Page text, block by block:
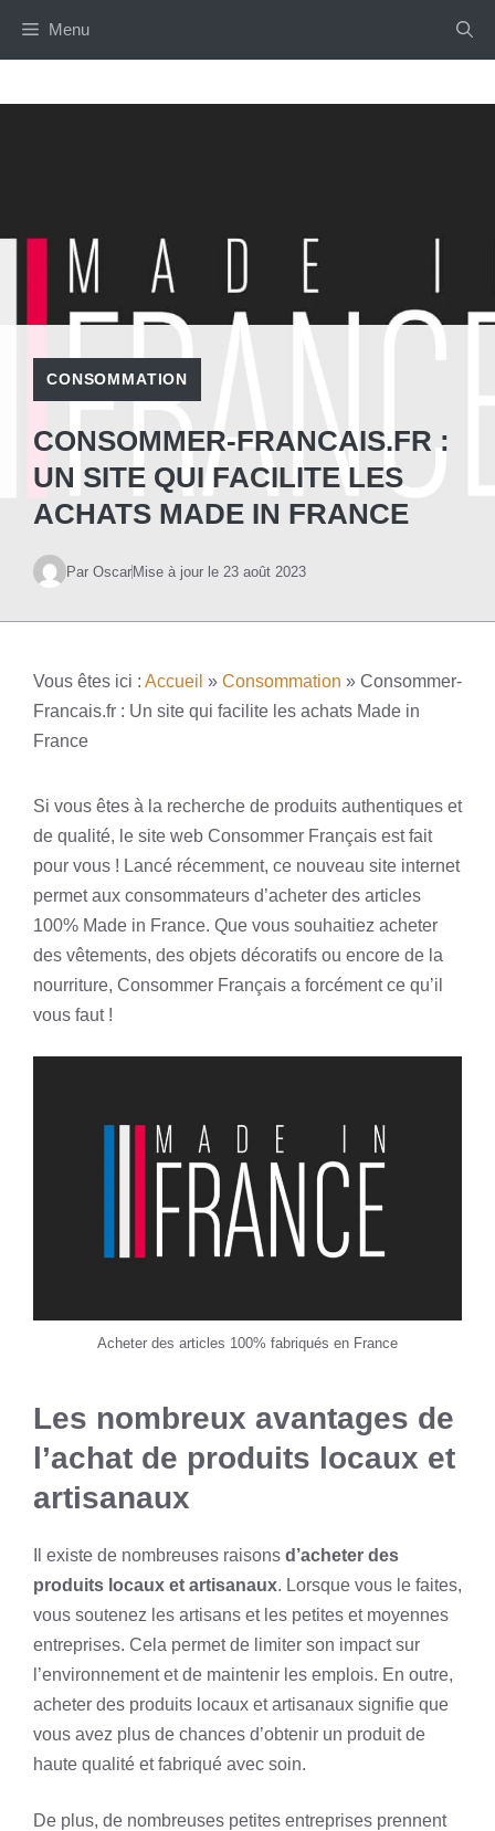
Menu
CONSOMMATION
CONSOMMER-FRANCAIS.FR :
UN SITE QUI FACILITE LES
ACHATS MADE IN FRANCE
Par OscarMise à jour le 23 août 2023
Vous êtes ici : Accueil » Consommation » Consommer-
Francais.fr : Un site qui facilite les achats Made in
France
Si vous êtes à la recherche de produits authentiques et
de qualité, le site web Consommer Français est fait
pour vous ! Lancé récemment, ce nouveau site internet
permet aux consommateurs d’acheter des articles
100% Made in France. Que vous souhaitiez acheter
des vêtements, des objets décoratifs ou encore de la
nourriture, Consommer Français a forcément ce qu’il
vous faut !
Acheter des articles 100% fabriqués en France
Les nombreux avantages de
l’achat de produits locaux et
artisanaux
Il existe de nombreuses raisons d’acheter des
produits locaux et artisanaux. Lorsque vous le faites,
vous soutenez les artisans et les petites et moyennes
entreprises. Cela permet de limiter son impact sur
l’environnement et de maintenir les emplois. En outre,
acheter des produits locaux et artisanaux signifie que
vous avez plus de chances d’obtenir un produit de
haute qualité et fabriqué avec soin.
De plus, de nombreuses petites entreprises prennent